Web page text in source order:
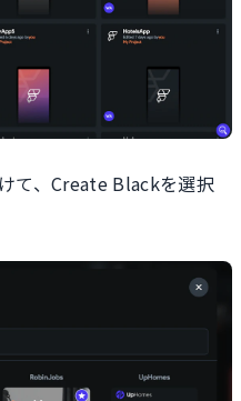
て、Create Blackを選択